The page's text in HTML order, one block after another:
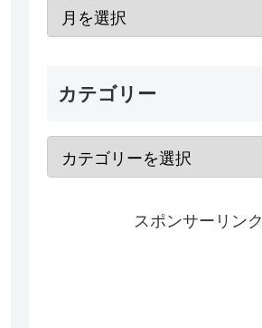
カテゴリー
スポンサーリンク